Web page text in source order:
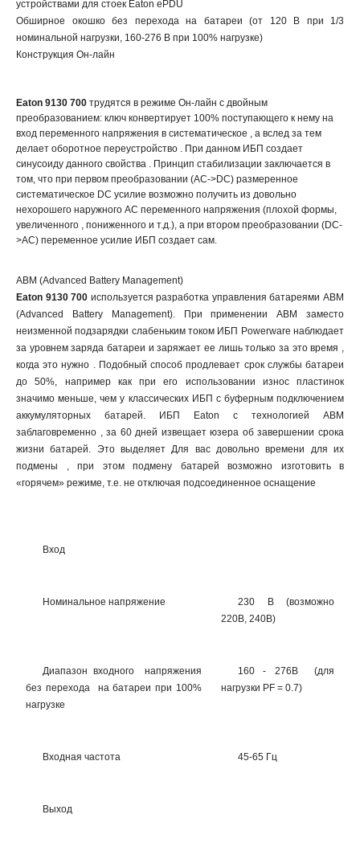
устройствами для стоек Eaton ePDU
Обширное окошко без перехода на батареи (от 120 В при 1/3
номинальной нагрузки, 160-276 В при 100% нагрузке)
Конструкция Он-лайн
Eaton 9130 700 трудятся в режиме Он-лайн с двойным
преобразованием: ключ конвертирует 100% поступающего к нему на
вход переменного напряжения в систематическое , а вслед за тем
делает оборотное переустройство . При данном ИБП создает
синусоиду данного свойства . Принцип стабилизации заключается в
том, что при первом преобразовании (AC->DC) размеренное
систематическое DC усилие возможно получить из довольно
нехорошего наружного AC переменного напряжения (плохой формы,
увеличенного , пониженного и т.д.), а при втором преобразовании (DC-
>AC) переменное усилие ИБП создает сам.
ABM (Advanced Battery Management)
Eaton 9130 700 используется разработка управления батареями ABM
(Advanced Battery Management). При применении АВМ заместо
неизменной подзарядки слабеньким током ИБП Powerware наблюдает
за уровнем заряда батареи и заряжает ее лишь только за это время ,
когда это нужно . Подобный способ продлевает срок службы батареи
до 50%, например как при его использовании износ пластинок
значимо меньше, чем у классических ИБП с буферным подключением
аккумуляторных батарей. ИБП Eaton с технологией ABM
заблаговременно , за 60 дней извещает юзера об завершении срока
жизни батарей. Это выделяет Для вас довольно времени для их
подмены , при этом подмену батарей возможно изготовить в
«горячем» режиме, т.е. не отключая подсоединенное оснащение
Вход
Номинальное напряжение
230 В (возможно
220В, 240В)
Диапазон входного напряжения
без перехода на батареи при 100%
нагрузке
160 - 276В (для
нагрузки PF = 0.7)
Входная частота 45-65 Гц
Выход